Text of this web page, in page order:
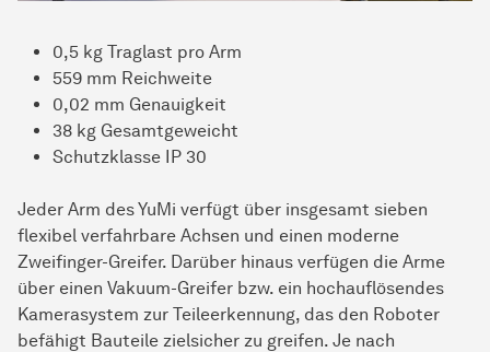
0,5 kg Traglast pro Arm
559 mm Reichweite
0,02 mm Genauigkeit
38 kg Gesamtgeweicht
Schutzklasse IP 30
Jeder Arm des YuMi verfügt über insgesamt sieben
flexibel verfahrbare Achsen und einen moderne
Zweifinger-Greifer. Darüber hinaus verfügen die Arme
über einen Vakuum-Greifer bzw. ein hochauflösendes
Kamerasystem zur Teileerkennung, das den Roboter
befähigt Bauteile zielsicher zu greifen. Je nach